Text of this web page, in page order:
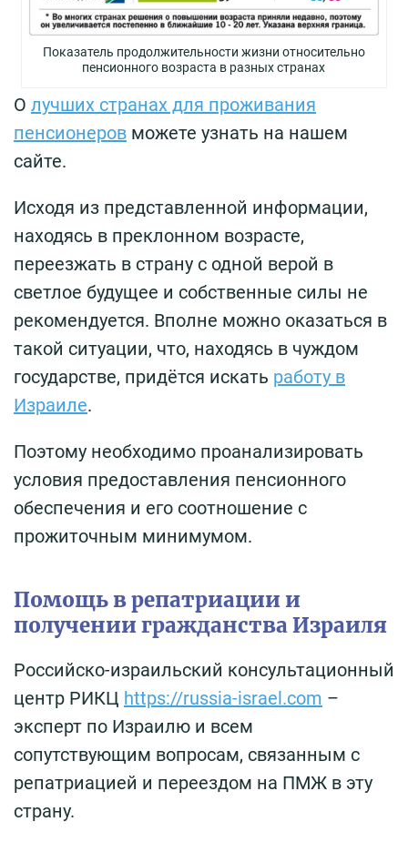
Показатель продолжительности жизни относительно
пенсионного возраста в разных странах
О лучших странах для проживания
пенсионеров можете узнать на нашем
сайте.
Исходя из представленной информации,
находясь в преклонном возрасте,
переезжать в страну с одной верой в
светлое будущее и собственные силы не
рекомендуется. Вполне можно оказаться в
такой ситуации, что, находясь в чуждом
государстве, придётся искать работу в
Израиле.
Поэтому необходимо проанализировать
условия предоставления пенсионного
обеспечения и его соотношение с
прожиточным минимумом.
Помощь в репатриации и
получении гражданства Израиля
Российско-израильский консультационный
центр РИКЦ https://russia-israel.com –
эксперт по Израилю и всем
сопутствующим вопросам, связанным с
репатриацией и переездом на ПМЖ в эту
страну.